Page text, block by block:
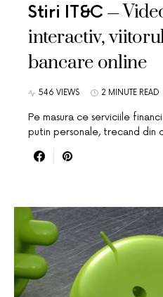
Stiri IT&C
interactiv,
bancare online
546 VIEWS 2 MINUTE READ
Pe masura ce serviciile
putin personale, trecand din